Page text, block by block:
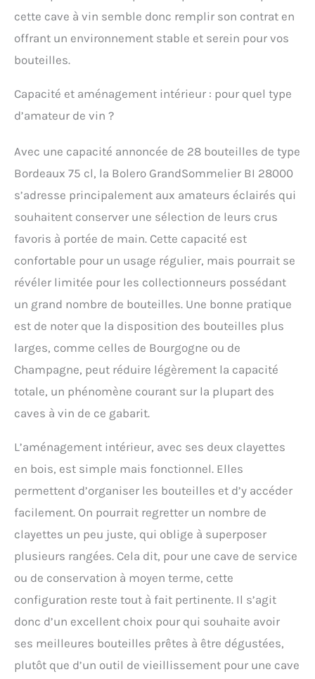
cette cave à vin semble donc remplir son contrat en
offrant un environnement stable et serein pour vos
bouteilles.
Capacité et aménagement intérieur : pour quel type
d’amateur de vin ?
Avec une capacité annoncée de 28 bouteilles de type
Bordeaux 75 cl, la Bolero GrandSommelier BI 28000
s’adresse principalement aux amateurs éclairés qui
souhaitent conserver une sélection de leurs crus
favoris à portée de main. Cette capacité est
confortable pour un usage régulier, mais pourrait se
révéler limitée pour les collectionneurs possédant
un grand nombre de bouteilles. Une bonne pratique
est de noter que la disposition des bouteilles plus
larges, comme celles de Bourgogne ou de
Champagne, peut réduire légèrement la capacité
totale, un phénomène courant sur la plupart des
caves à vin de ce gabarit.
L’aménagement intérieur, avec ses deux clayettes
en bois, est simple mais fonctionnel. Elles
permettent d’organiser les bouteilles et d’y accéder
facilement. On pourrait regretter un nombre de
clayettes un peu juste, qui oblige à superposer
plusieurs rangées. Cela dit, pour une cave de service
ou de conservation à moyen terme, cette
configuration reste tout à fait pertinente. Il s’agit
donc d’un excellent choix pour qui souhaite avoir
ses meilleures bouteilles prêtes à être dégustées,
plutôt que d’un outil de vieillissement pour une cave